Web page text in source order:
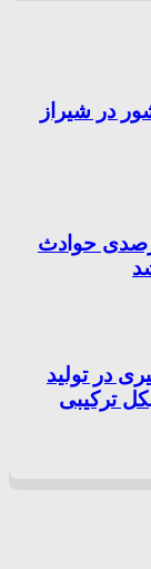
در شیراز
سازی منجر به کاهش ۳۸ درصدی حوادث
در تولید
ترکیبی